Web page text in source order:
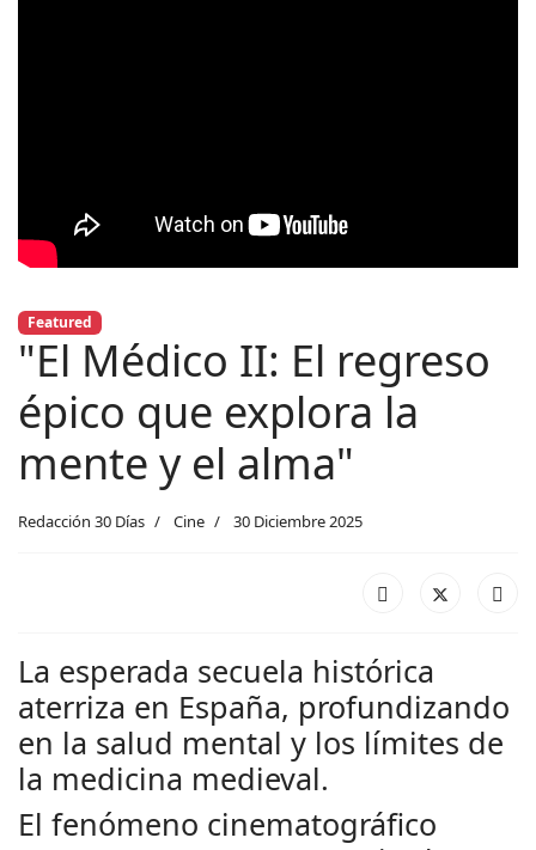
Featured
"El Médico II: El regreso
épico que explora la
mente y el alma"
Redacción 30 Días Cine 30 Diciembre 2025
La esperada secuela histórica
aterriza en España, profundizando
en la salud mental y los límites de
la medicina medieval.
El fenómeno cinematográfico